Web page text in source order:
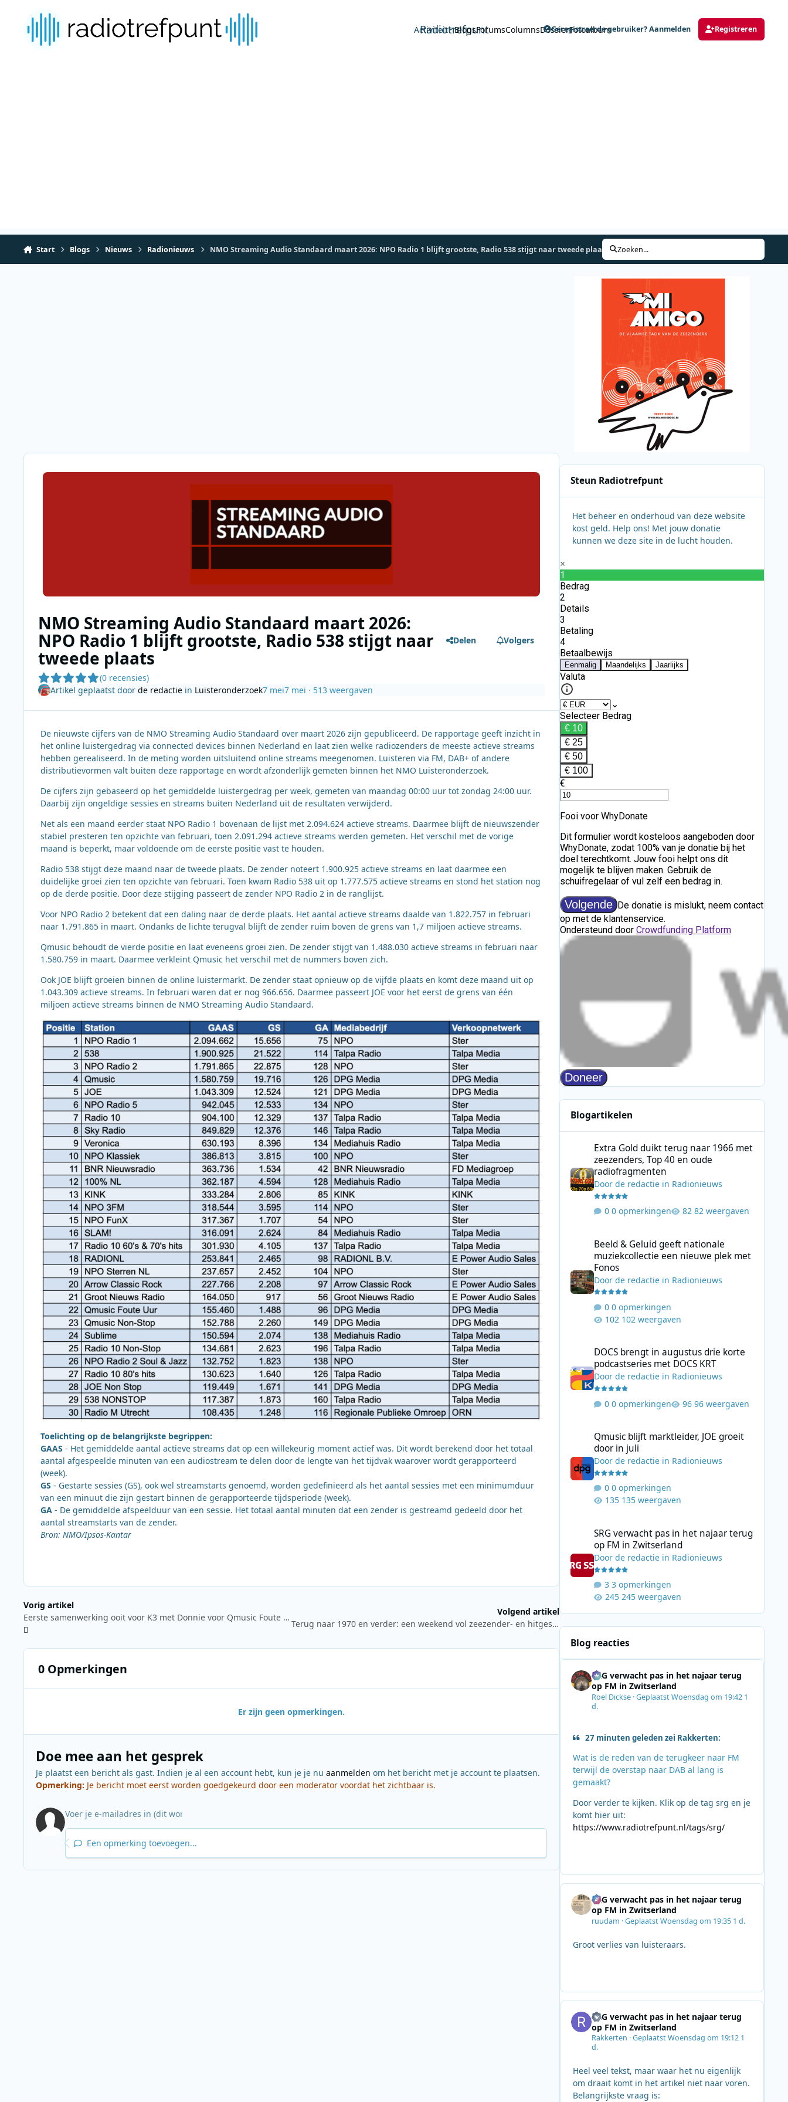
Radiotrefpunt
Activiteit BlogsForumsColumnsDossierFotoalbum
Geregistreerde gebruiker? Aanmelden Registreren
Start Blogs Nieuws Radionieuws NMO Streaming Audio Standaard maart 2026: NPO Radio 1 blijft grootste, Radio 538 stijgt naar tweede plaats Zoeken...
NMO Streaming Audio Standaard maart 2026:
NPO Radio 1 blijft grootste, Radio 538 stijgt naar
tweede plaats
(0 recensies)
Delen Volgers
Artikel geplaatst door de redactiein Luisteronderzoek7 mei7 mei · 513 weergaven
De nieuwste cijfers van de NMO Streaming Audio Standaard over maart 2026 zijn gepubliceerd. De rapportage geeft inzicht in
het online luistergedrag via connected devices binnen Nederland en laat zien welke radiozenders de meeste actieve streams
hebben gerealiseerd. In de meting worden uitsluitend online streams meegenomen. Luisteren via FM, DAB+ of andere
distributievormen valt buiten deze rapportage en wordt afzonderlijk gemeten binnen het NMO Luisteronderzoek.
De cijfers zijn gebaseerd op het gemiddelde luistergedrag per week, gemeten van maandag 00:00 uur tot zondag 24:00 uur.
Daarbij zijn ongeldige sessies en streams buiten Nederland uit de resultaten verwijderd.
Net als een maand eerder staat NPO Radio 1 bovenaan de lijst met 2.094.624 actieve streams. Daarmee blijft de nieuwszender
stabiel presteren ten opzichte van februari, toen 2.091.294 actieve streams werden gemeten. Het verschil met de vorige
maand is beperkt, maar voldoende om de eerste positie vast te houden.
Radio 538 stijgt deze maand naar de tweede plaats. De zender noteert 1.900.925 actieve streams en laat daarmee een
duidelijke groei zien ten opzichte van februari. Toen kwam Radio 538 uit op 1.777.575 actieve streams en stond het station nog
op de derde positie. Door deze stijging passeert de zender NPO Radio 2 in de ranglijst.
Voor NPO Radio 2 betekent dat een daling naar de derde plaats. Het aantal actieve streams daalde van 1.822.757 in februari
naar 1.791.865 in maart. Ondanks de lichte terugval blijft de zender ruim boven de grens van 1,7 miljoen actieve streams.
Qmusic behoudt de vierde positie en laat eveneens groei zien. De zender stijgt van 1.488.030 actieve streams in februari naar
1.580.759 in maart. Daarmee verkleint Qmusic het verschil met de nummers boven zich.
Ook JOE blijft groeien binnen de online luistermarkt. De zender staat opnieuw op de vijfde plaats en komt deze maand uit op
1.043.309 actieve streams. In februari waren dat er nog 966.656. Daarmee passeert JOE voor het eerst de grens van één
miljoen actieve streams binnen de NMO Streaming Audio Standaard.
Toelichting op de belangrijkste begrippen:
GAAS - Het gemiddelde aantal actieve streams dat op een willekeurig moment actief was. Dit wordt berekend door het totaal
aantal afgespeelde minuten van een audiostream te delen door de lengte van het tijdvak waarover wordt gerapporteerd
(week).
GS - Gestarte sessies (GS), ook wel streamstarts genoemd, worden gedefinieerd als het aantal sessies met een minimumduur
van een minuut die zijn gestart binnen de gerapporteerde tijdsperiode (week).
GA - De gemiddelde afspeelduur van een sessie. Het totaal aantal minuten dat een zender is gestreamd gedeeld door het
aantal streamstarts van de zender.
Bron: NMO/Ipsos-Kantar
Vorig artikel
Eerste samenwerking ooit voor K3 met Donnie voor Qmusic Foute Anthem 2026
Volgend artikel
Terug naar 1970 en verder: een weekend vol zeezender- en hitgeschiedenis
0 Opmerkingen
Er zijn geen opmerkingen.
Doe mee aan het gesprek
Je plaatst een bericht als gast. Indien je al een account hebt, kun je je nu aanmelden om het bericht met je account te plaatsen.
Opmerking: Je bericht moet eerst worden goedgekeurd door een moderator voordat het zichtbaar is.
Een opmerking toevoegen...
Steun Radiotrefpunt
Het beheer en onderhoud van deze website
kost geld. Help ons! Met jouw donatie
kunnen we deze site in de lucht houden.
Blogartikelen
Extra Gold duikt terug naar 1966 met
zeezenders, Top 40 en oude
radiofragmenten
Door de redactiein Radionieuws
0 opmerkingen 82 weergaven
Beeld & Geluid geeft nationale
muziekcollectie een nieuwe plek met
Fonos
Door de redactiein Radionieuws
0 opmerkingen
102 weergaven
DOCS brengt in augustus drie korte
podcastseries met DOCS KRT
Door de redactiein Radionieuws
0 opmerkingen 96 weergaven
Qmusic blijft marktleider, JOE groeit
door in juli
Door de redactiein Radionieuws
0 opmerkingen
135 weergaven
SRG verwacht pas in het najaar terug
op FM in Zwitserland
Door de redactiein Radionieuws
3 opmerkingen
245 weergaven
Blog reacties
SRG verwacht pas in het najaar terug
op FM in Zwitserland
Roel Dickse·GeplaatstWoensdag om 19:42 1
d.
27 minuten geleden zei Rakkerten:
Wat is de reden van de terugkeer naar FM
terwijl de overstap naar DAB al lang is
gemaakt?
Door verder te kijken. Klik op de tag srg en je
komt hier uit:
https://www.radiotrefpunt.nl/tags/srg/
SRG verwacht pas in het najaar terug
op FM in Zwitserland
ruudam ·GeplaatstWoensdag om 19:35 1 d.
Groot verlies van luisteraars.
SRG verwacht pas in het najaar terug
op FM in Zwitserland
Rakkerten ·GeplaatstWoensdag om 19:12 1
d.
Heel veel tekst, maar waar het nu eigenlijk
om draait komt in het artikel niet naar voren.
Belangrijkste vraag is: